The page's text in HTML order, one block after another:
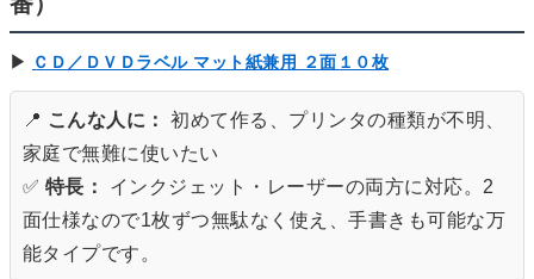
▶ ＣＤ／ＤＶＤラベル マット紙兼用 ２面１０枚
📍 こんな人に：
初めて作る、プリンタの種類が不明、
家庭で無難に使いたい
✅ 特長：
インクジェット・レーザーの両方に対応。2
面仕様なので1枚ずつ無駄なく使え、手書きも可能な万
能タイプです。